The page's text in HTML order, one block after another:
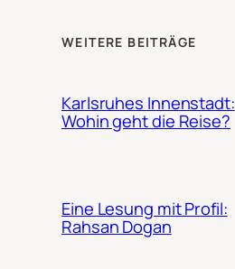
WEITERE BEITRÄGE
Karlsruhes Innenstadt:
Wohin geht die Reise?
Eine Lesung mit Profil:
Rahsan Dogan